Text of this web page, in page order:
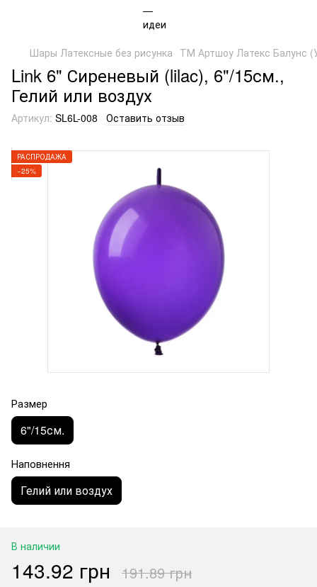
Шары Латексные без рисунка ТМ Артшоу Латекс Балунс
Link 6" Сиреневый (lilac), 6"/15см.,
Гелий или воздух
Артикул: SL6L-008 Оставить отзыв
РАСПРОДАЖА
−25%
Размер
6"/15см.
Наповнення
Гелий или воздух
В наличии
143.92 грн 191.89 грн